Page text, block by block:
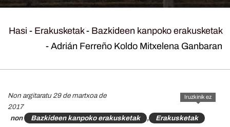
Hasi - Erakusketak- Bazkideen kanpoko erakusketak
- Adrián Ferreño Koldo Mitxelena Ganbaran
Iruzkinik ez
Non argitaratu 29 de martxoa de
2017
non
Bazkideen kanpoko erakusketak , Erakusketak